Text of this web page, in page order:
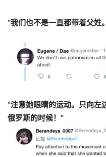
“我们也不是一直都带着父姓
“注意她眼睛的运动。只向
俄罗斯的时候！”